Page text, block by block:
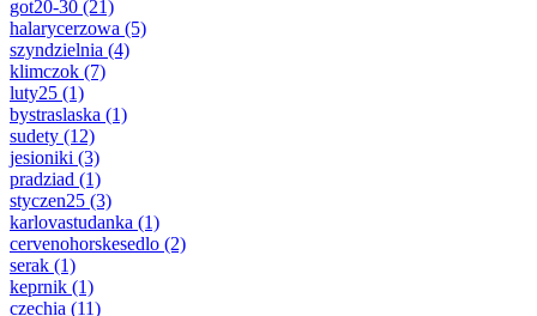
got20-30 (21)
halarycerzowa (5)
szyndzielnia (4)
klimczok (7)
luty25 (1)
bystraslaska (1)
sudety (12)
jesioniki (3)
pradziad (1)
styczen25 (3)
karlovastudanka (1)
cervenohorskesedlo (2)
serak (1)
keprnik (1)
czechia (11)